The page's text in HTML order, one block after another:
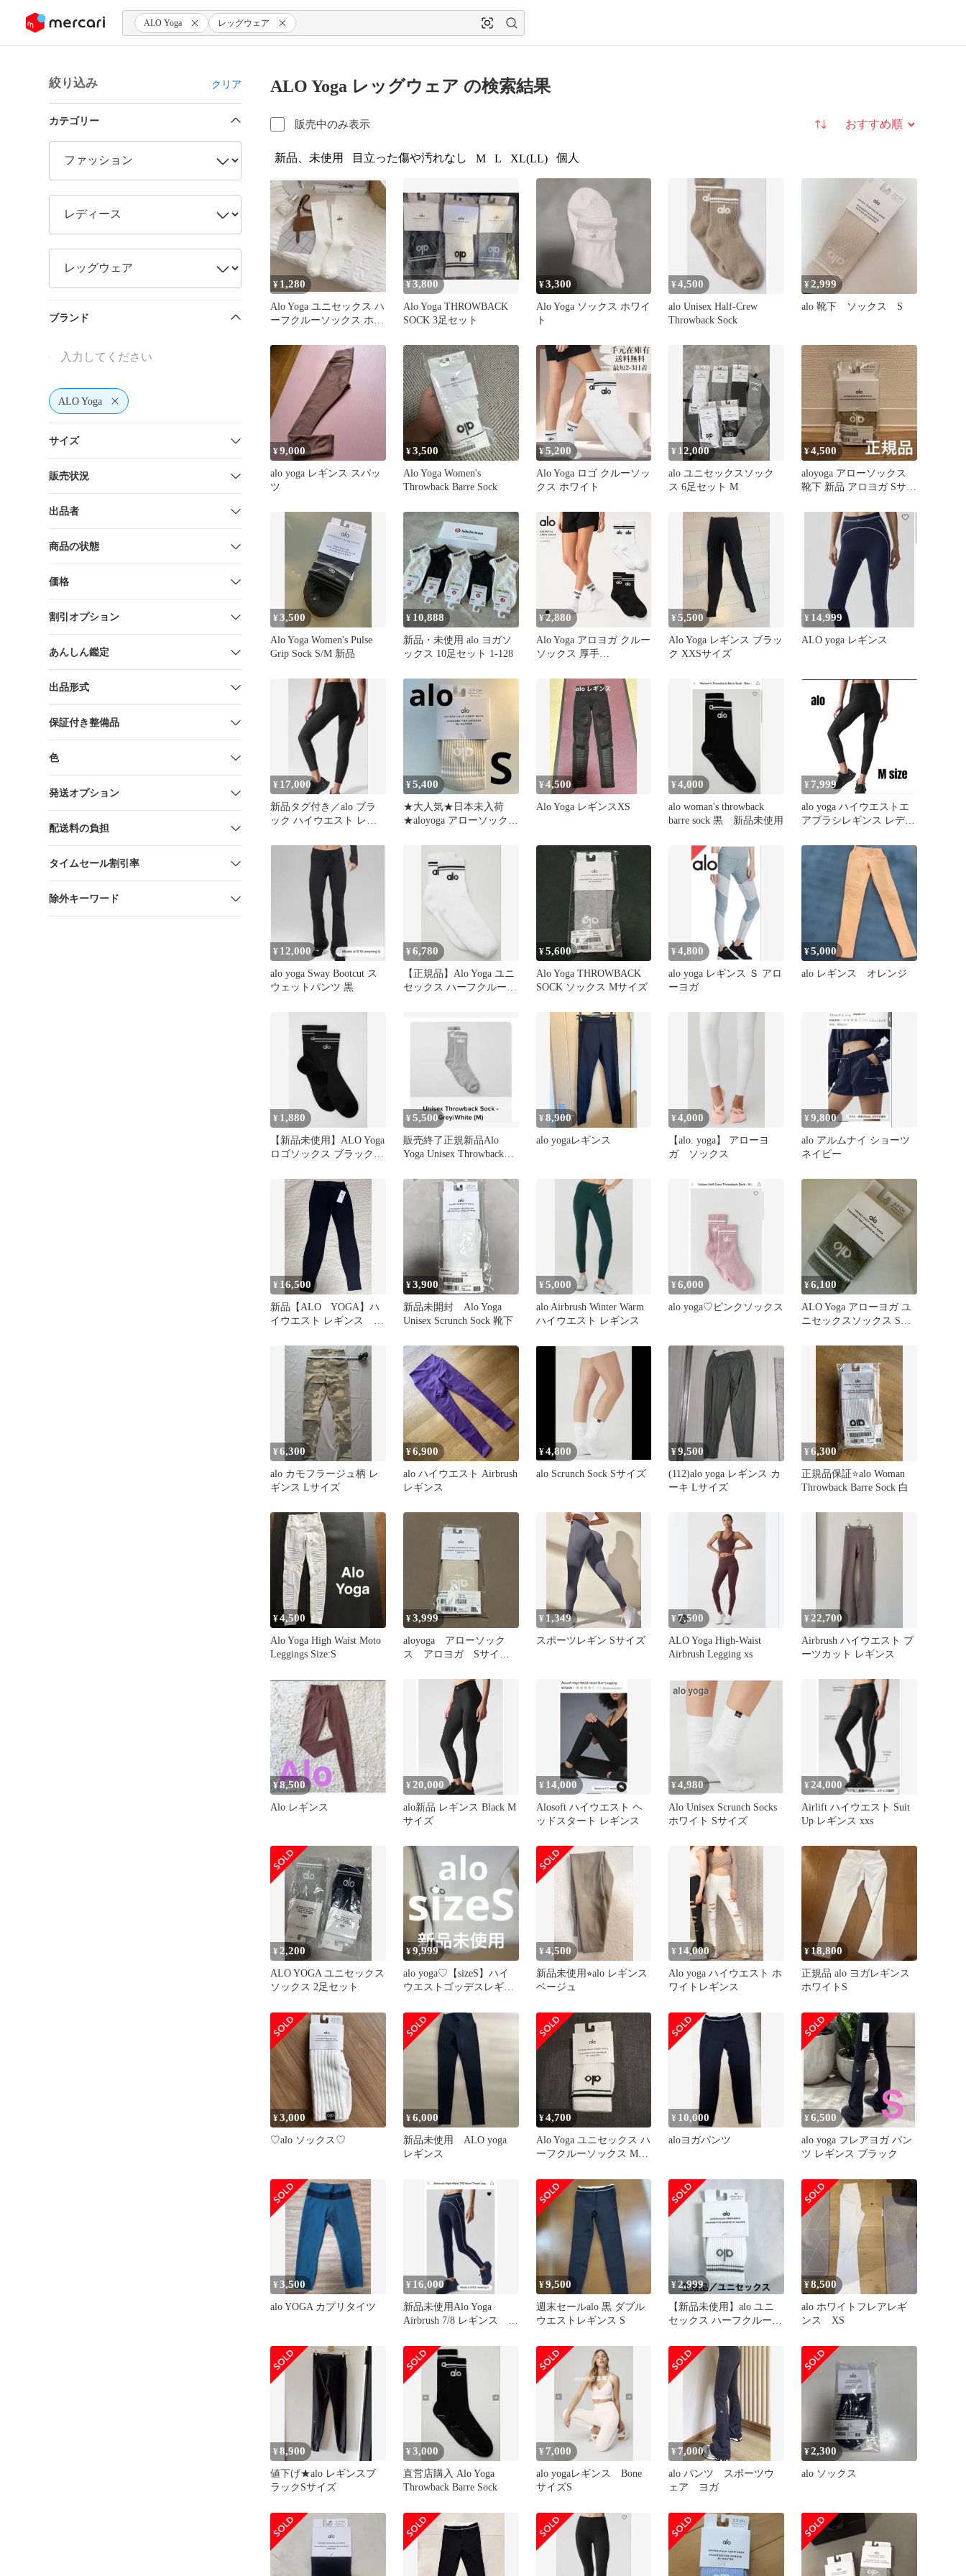
ツにスキップ ALO Yoga レッグウェア
絞り込み クリア
カテゴリー
ブランド
ALO Yoga
サイズ
販売状況
出品者
商品の状態
価格
割引オプション
あんしん鑑定
出品形式
保証付き整備品
色
発送オプション
配送料の負担
タイムセール割引率
除外キーワード
ALO Yoga レッグウェア の検索結果
販売中のみ表示 並び替え
新品、未使用 目立った傷や汚れなし M L XL(LL) 個人
¥ 1,280
Alo Yoga ユニセックス ハ
ーフクルーソックス ホワ
¥3,800
Alo Yoga THROWBACK
SOCK 3足セット
¥3,300
Alo Yoga ソックス ホワイ
ト
¥4,500
alo Unisex Half-Crew
Throwback Sock
¥2,999
alo 靴下 ソックス S
¥9,000
alo yoga レギンス スパッ
ツ
¥3,500
Alo Yoga Women's
Throwback Barre Sock
¥5,200
Alo Yoga ロゴ クルーソッ
クス ホワイト
¥ 12,000
alo ユニセックスソック
ス 6足セット M
¥4,500
aloyoga アローソックス
靴下 新品 アロヨガ Sサイ
¥3,500
Alo Yoga Women's Pulse
Grip Sock S/M 新品
¥ 10,888
新品・未使用 alo ヨガソ
ックス 10足セット 1-128
¥2,880
Alo Yoga アロヨガ クルー
ソックス 厚手
SOCKS ロゴ刺繍 パイル
靴下 男女兼用 国内発送
¥5,500
Alo Yoga レギンス ブラッ
ク XXSサイズ
¥ 14,999
ALO yoga レギンス
¥ 17,000
新品タグ付き／alo ブラ
ック ハイウエスト レギ
¥5,400
★大人気★日本未入荷
★aloyoga アローソックス
¥4,500
Alo Yoga レギンスXS
¥4,000
alo woman's throwback
barre sock 黒 新品未使用
¥ 7,999
alo yoga ハイウエストエ
アブラシレギンス レディ
¥ 12,000
alo yoga Sway Bootcut ス
ウェットパンツ 黒
¥6,780
【正規品】Alo Yoga ユニ
セックス ハーフクルーソ
¥5,600
Alo Yoga THROWBACK
SOCK ソックス Mサイズ
¥4,800
alo yoga レギンス Ｓ アロ
ーヨガ
¥5,000
alo レギンス オレンジ
¥ 1,880
【新品未使用】ALO Yoga
ロゴソックス ブラック
¥5,500
販売終了正規新品Alo
Yoga Unisex Throwback
¥8,900
alo yogaレギンス
¥4,000
【alo. yoga】 アローヨ
ガ ソックス
¥9,800
alo アルムナイ ショーツ
ネイビー
¥ 16,500
新品【ALO YOGA】ハ
イウエスト レギンス ア
¥3,900
新品未開封 Alo Yoga
Unisex Scrunch Sock 靴下
¥5,000
alo Airbrush Winter Warm
ハイウエスト レギンス
¥6,000
alo yoga♡ピンクソックス
¥6,100
ALO Yoga アローヨガ ユ
ニセックスソックス Sサ
ー グレー/ホワイト 正規
¥6,300
alo カモフラージュ柄 レ
ギンス Lサイズ
¥6,900
alo ハイウエスト Airbrush
レギンス
¥4,800
alo Scrunch Sock Sサイズ
¥9,500
(112)alo yoga レギンス カ
ーキ Lサイズ
¥6,300
正規品保証⭐️alo Woman
Throwback Barre Sock 白
¥4,500
Alo Yoga High Waist Moto
Leggings Size:S
¥3,999
aloyoga アローソック
ス アロヨガ Sサイ
¥ 1,349
スポーツレギン Sサイズ
¥7,500
ALO Yoga High-Waist
Airbrush Legging xs
¥ 22,700
Airbrush ハイウエスト ブ
ーツカット レギンス
¥8,500
Alo レギンス
¥ 20,000
alo新品 レギンス Black M
サイズ
¥ 14,000
Alosoft ハイウエスト ヘ
ッドスタート レギンス
¥4,980
Alo Unisex Scrunch Socks
ホワイト Sサイズ
¥ 24,000
Airlift ハイウエスト Suit
Up レギンス xxs
¥2,200
ALO YOGA ユニセックス
ソックス 2足セット
¥9,999
alo yoga♡【sizeS】ハイ
ウエストゴッデスレギン
¥4,500
新品未使用⭐︎alo レギンス
ベージュ
¥ 14,000
Alo yoga ハイウエスト ホ
ワイトレギンス
¥ 18,800
正規品 alo ヨガレギンス
ホワイトS
¥3,000
♡alo ソックス♡
¥6,000
新品未使用 ALO yoga
レギンス
¥4,700
Alo Yoga ユニセックス ハ
ーフクルーソックス M
¥ 10,000
aloヨガパンツ
¥6,500
alo yoga フレアヨガ パン
ツ レギンス ブラック
¥3,500
alo YOGA カプリタイツ
¥ 16,000
新品未使用Alo Yoga
Airbrush 7/8 レギンス
¥9,500
週末セールalo 黒 ダブル
ウエストレギンス S
¥2,999
【新品未使用】alo ユニ
セックス ハーフクルーソ
¥8,500
alo ホワイトフレアレギ
ンス XS
¥8,900
値下げ★alo レギンスブ
ラックSサイズ
¥3,000
直営店購入 Alo Yoga
Throwback Barre Sock
¥ 7,000
alo yogaレギンス Bone
サイズS
¥ 7,000
alo パンツ スポーツウ
ェア ヨガ
¥2,300
alo ソックス